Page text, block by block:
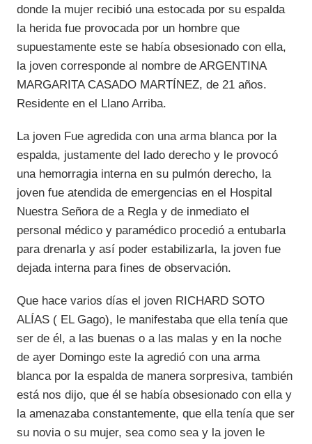
donde la mujer recibió una estocada por su espalda
la herida fue provocada por un hombre que
supuestamente este se había obsesionado con ella,
la joven corresponde al nombre de ARGENTINA
MARGARITA CASADO MARTÍNEZ, de 21 años.
Residente en el Llano Arriba.
La joven Fue agredida con una arma blanca por la
espalda, justamente del lado derecho y le provocó
una hemorragia interna en su pulmón derecho, la
joven fue atendida de emergencias en el Hospital
Nuestra Señora de a Regla y de inmediato el
personal médico y paramédico procedió a entubarla
para drenarla y así poder estabilizarla, la joven fue
dejada interna para fines de observación.
Que hace varios días el joven RICHARD SOTO
ALÍAS ( EL Gago), le manifestaba que ella tenía que
ser de él, a las buenas o a las malas y en la noche
de ayer Domingo este la agredió con una arma
blanca por la espalda de manera sorpresiva, también
está nos dijo, que él se había obsesionado con ella y
la amenazaba constantemente, que ella tenía que ser
su novia o su mujer, sea como sea y la joven le